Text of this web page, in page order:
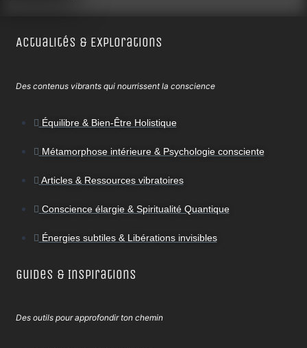
Actualités & Explorations
Des contenus vibrants qui nourrissent la conscience
Équilibre & Bien-Être Holistique
Métamorphose intérieure & Psychologie consciente
Articles & Ressources vibratoires
Conscience élargie & Spiritualité Quantique
Énergies subtiles & Libérations invisibles
Guides & Inspirations
Des outils pour approfondir ton chemin